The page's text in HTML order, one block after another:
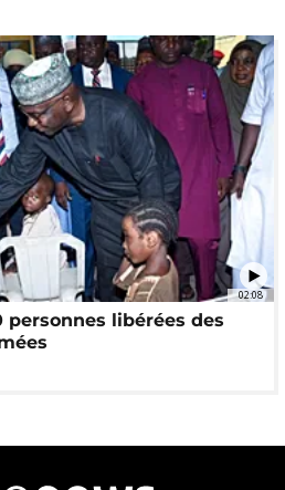
02:08
personnes libérées des